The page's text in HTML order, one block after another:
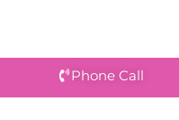
Phone Call